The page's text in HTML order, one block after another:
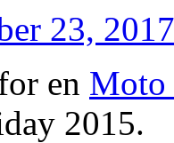
23, 2017
en Moto
2015.